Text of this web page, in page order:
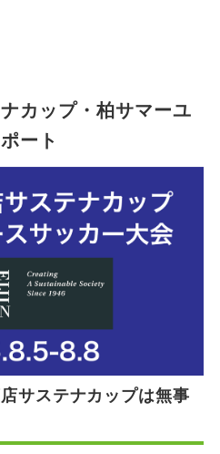
カップ・柏サマーユ
ート
サステナカップは無事